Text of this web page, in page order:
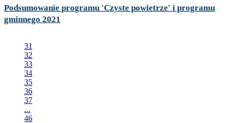
Podsumowanie programu 'Czyste powietrze' i programu
gminnego 2021
31
32
33
34
35
36
37
...
46